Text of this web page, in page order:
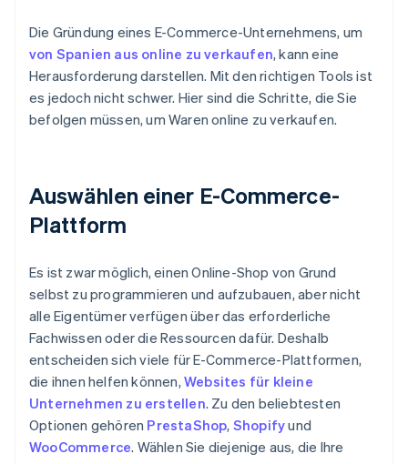
Die Gründung eines E-Commerce-Unternehmens, um
von Spanien aus online zu verkaufen, kann eine
Herausforderung darstellen. Mit den richtigen Tools ist
es jedoch nicht schwer. Hier sind die Schritte, die Sie
befolgen müssen, um Waren online zu verkaufen.
Auswählen einer E-Commerce-
Plattform
Es ist zwar möglich, einen Online-Shop von Grund
selbst zu programmieren und aufzubauen, aber nicht
alle Eigentümer verfügen über das erforderliche
Fachwissen oder die Ressourcen dafür. Deshalb
entscheiden sich viele für E-Commerce-Plattformen,
die ihnen helfen können, Websites für kleine
Unternehmen zu erstellen. Zu den beliebtesten
Optionen gehören PrestaShop, Shopifyund
WooCommerce. Wählen Sie diejenige aus, die Ihre